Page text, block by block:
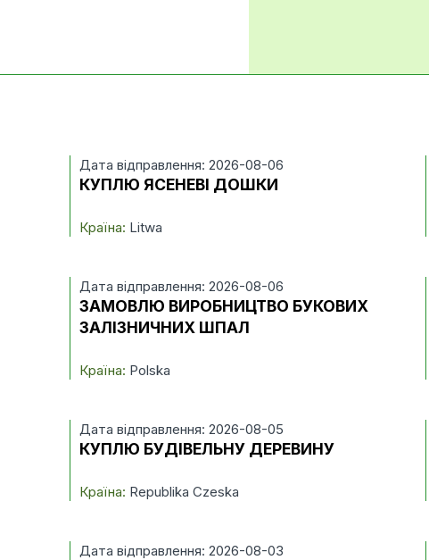
Дата відправлення: 2026-08-06
КУПЛЮ ЯСЕНЕВІ ДОШКИ
Країна: Litwa
Дата відправлення: 2026-08-06
ЗАМОВЛЮ ВИРОБНИЦТВО БУКОВИХ
ЗАЛІЗНИЧНИХ ШПАЛ
Країна: Polska
Дата відправлення: 2026-08-05
КУПЛЮ БУДІВЕЛЬНУ ДЕРЕВИНУ
Країна: Republika Czeska
Дата відправлення: 2026-08-03